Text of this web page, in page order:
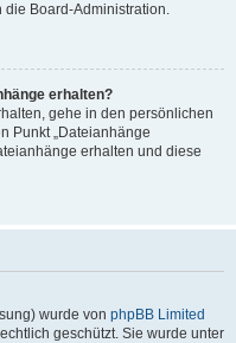
die Board-Administration.
erhalten?
gehe in den persönlichen
Punkt „Dateianhänge
erhalten und diese
wurde von phpBB Limited
geschützt. Sie wurde unter